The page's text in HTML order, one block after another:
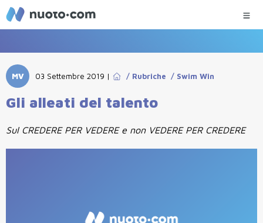
MV 03 Settembre 2019 | / Rubriche / Swim Win
Gli alleati del talento
Sul CREDERE PER VEDERE e non VEDERE PER CREDERE